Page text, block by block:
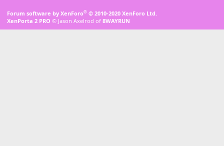
Forum software by XenForo® © 2010-2020 XenForo Ltd.
XenPorta 2 PRO © Jason Axelrod of 8WAYRUN